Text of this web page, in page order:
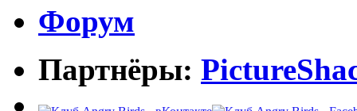
Форум
Партнёры: